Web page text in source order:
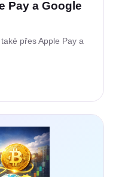
Pay a Google
přes Apple Pay a